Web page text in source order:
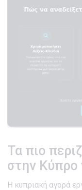
Τα πιο
στην Κύπρο
Η κυπριακή αγορά